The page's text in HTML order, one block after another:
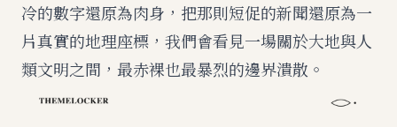
冷的數字還原為肉身，把那則短促的新聞還原為一
片真實的地理座標，我們會看見一場關於大地與人
類文明之間，最赤裸也最暴烈的邊界潰散。